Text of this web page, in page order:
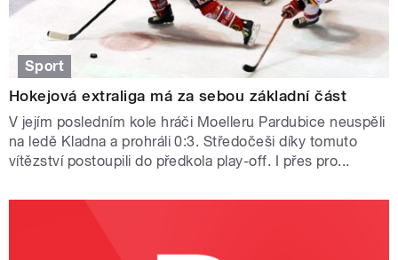
Sport
Hokejová extraliga má za sebou základní část
V jejím posledním kole hráči Moelleru Pardubice neuspěli
na ledě Kladna a prohráli 0:3. Středočeši díky tomuto
vítězství postoupili do předkola play-off. I přes pro...